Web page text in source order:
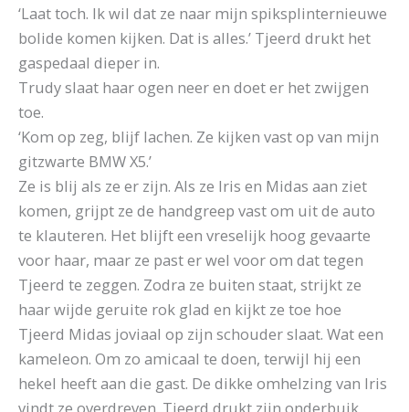
‘Laat toch. Ik wil dat ze naar mijn spiksplinternieuwe
bolide komen kijken. Dat is alles.’ Tjeerd drukt het
gaspedaal dieper in.
Trudy slaat haar ogen neer en doet er het zwijgen
toe.
‘Kom op zeg, blijf lachen. Ze kijken vast op van mijn
gitzwarte BMW X5.’
Ze is blij als ze er zijn. Als ze Iris en Midas aan ziet
komen, grijpt ze de handgreep vast om uit de auto
te klauteren. Het blijft een vreselijk hoog gevaarte
voor haar, maar ze past er wel voor om dat tegen
Tjeerd te zeggen. Zodra ze buiten staat, strijkt ze
haar wijde geruite rok glad en kijkt ze toe hoe
Tjeerd Midas joviaal op zijn schouder slaat. Wat een
kameleon. Om zo amicaal te doen, terwijl hij een
hekel heeft aan die gast. De dikke omhelzing van Iris
vindt ze overdreven. Tjeerd drukt zijn onderbuik